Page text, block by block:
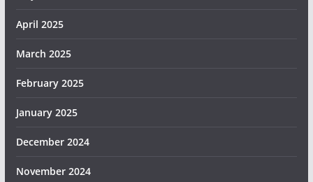
April 2025
March 2025
February 2025
January 2025
December 2024
November 2024